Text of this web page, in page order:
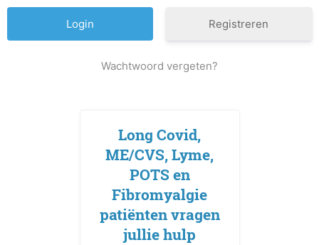
Registreren
Wachtwoord vergeten?
Long Covid,
ME/CVS, Lyme,
POTS en
Fibromyalgie
patiënten vragen
jullie hulp